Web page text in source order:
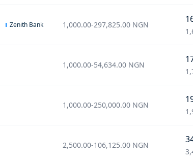
Zenith Bank 1,000.00-297,825.00 NGN
1,000.00-54,634.00 NGN
1,000.00-250,000.00 NGN
2,500.00-106,125.00 NGN